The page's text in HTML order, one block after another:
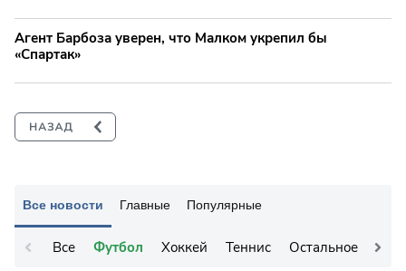
Все новости Главные Популярные
Все Футбол Хоккей Теннис Остальное
Агент Барбоза уверен, что Малком укрепил бы
«Спартак»